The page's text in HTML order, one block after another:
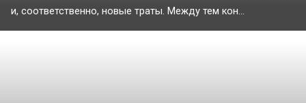
и, соответственно, новые траты. Между тем кон...